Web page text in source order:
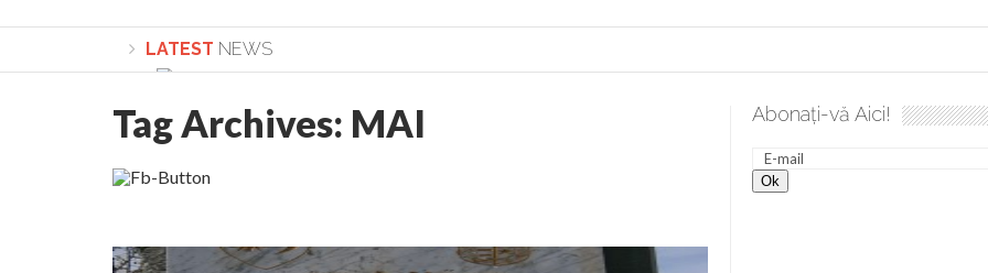
LATEST NEWS
Lepădarea de sine și urmarea lui Hristos. Calea spre desăvârșire. Gând de duminică de Elena Solunca Moise
Academia Română: 5G poate cauza CANCER. Guvernul, dat în judecată pentru HG 5G. Antenele de telefonie
Tag Archives: MAI Abonați-vă Aici!